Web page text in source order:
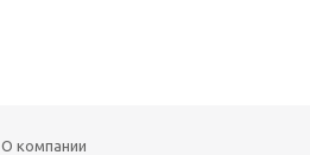
О компании